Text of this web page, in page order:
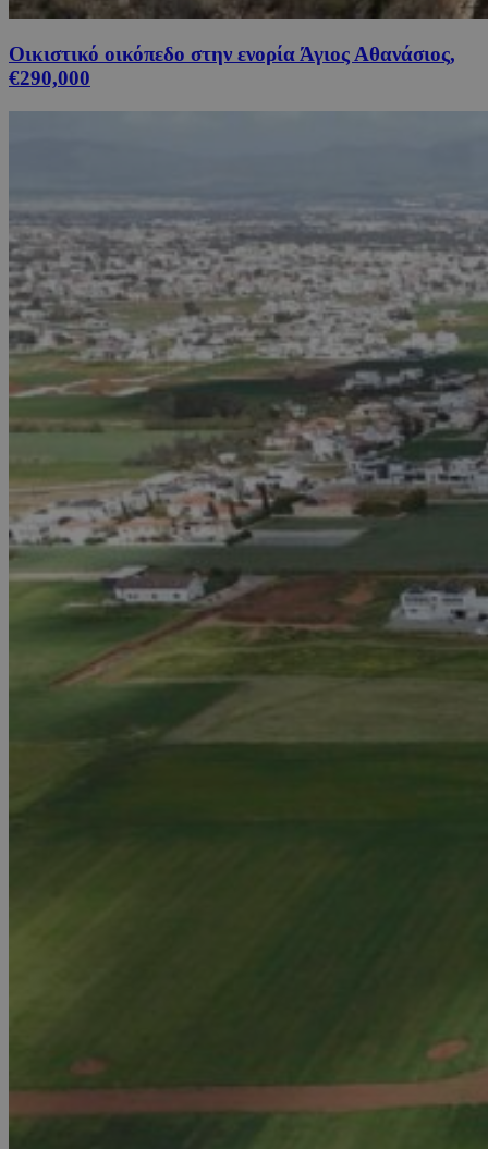
Οικιστικό οικόπεδο στην ενορία Άγιος Αθανάσιος,
€290,000